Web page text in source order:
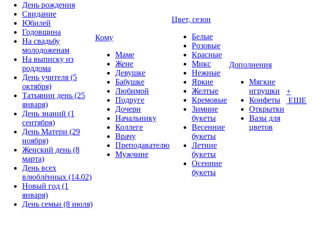
День рождения
Свидание
Юбилей
Годовщина
На свадьбу
молодоженам
На выписку из
роддома
День учителя (5
октября)
Татьянин день (25
января)
День знаний (1
сентября)
День Матери (29
ноября)
Женский день (8
марта)
День всех
влюблённых (14.02)
Новый год (1
января)
День семьи (8 июля)
Кому
Маме
Жене
Девушке
Бабушке
Любимой
Подруге
Дочери
Начальнику
Коллеге
Врачу
Преподавателю
Мужчине
Цвет, сезон
Белые
Розовые
Красные
Микс
Нежные
Яркие
Желтые
Кремовые
Зимние
букеты
Весенние
букеты
Летние
букеты
Осенние
букеты
Дополнения
Мягкие
игрушки
Конфеты
Открытки
Вазы для
цветов
+
ЕЩЕ